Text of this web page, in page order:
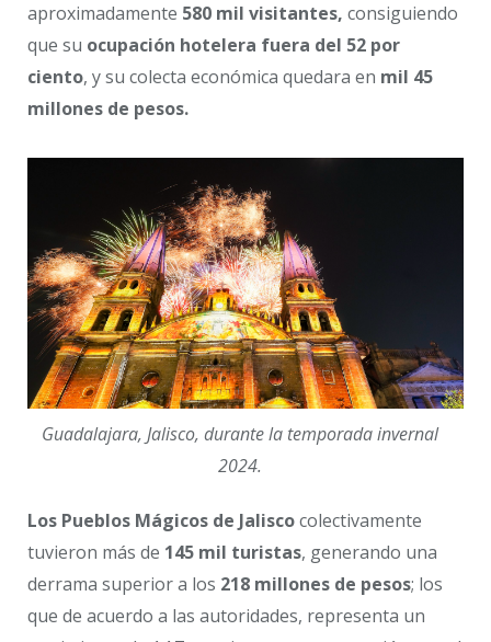
aproximadamente 580 mil visitantes, consiguiendo
que su ocupación hotelera fuera del 52 por
ciento, y su colecta económica quedara en mil 45
millones de pesos.
Guadalajara, Jalisco, durante la temporada invernal
2024.
Los Pueblos Mágicos de Jaliscocolectivamente
tuvieron más de 145 mil turistas, generando una
derrama superior a los 218 millones de pesos; los
que de acuerdo a las autoridades, representa un